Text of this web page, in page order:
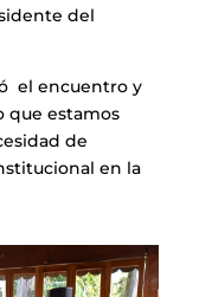
del
el encuentro y
que estamos
de
en la